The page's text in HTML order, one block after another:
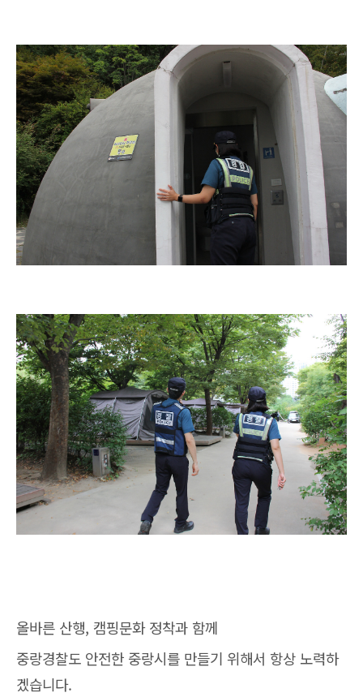
올바른 산행, 캠핑문화 정착과 함께
중랑경찰도 안전한 중랑시를 만들기 위해서 항상 노력하
겠습니다.